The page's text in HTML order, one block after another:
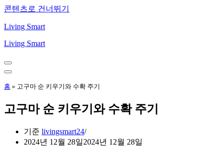
콘텐츠로 건너뛰기
Living Smart
Living Smart
내
비
게
메
내
비
션
홈 » 고구마 순 키우기와 수확 주기
고구마 순 키우기와 수확 주기
기준 livingsmart24
2024년 12월 28일2024년 12월 28일